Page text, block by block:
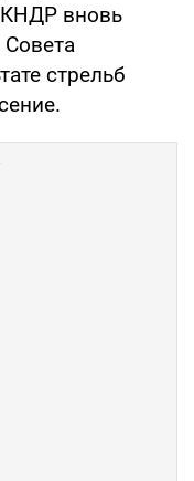
вновь
стрельб